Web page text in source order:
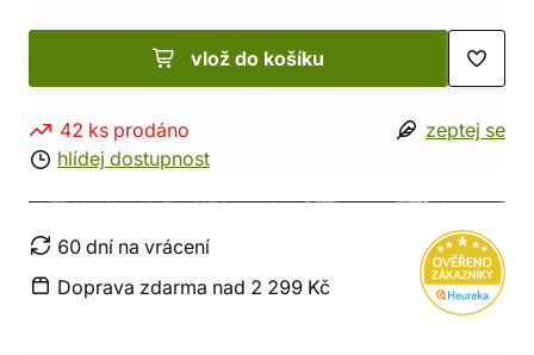
vlož do košíku
42 ks prodáno
hlídej dostupnost
zeptej se
60 dní na vrácení
Doprava zdarma nad 2 299 Kč